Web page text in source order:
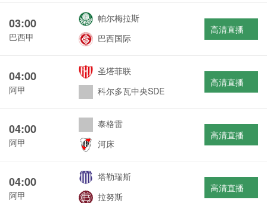
03:00
巴西甲
帕尔梅拉斯
巴西国际
高清直播
04:00
阿甲
圣塔菲联
科尔多瓦中央SDE
高清直播
04:00
阿甲
泰格雷
河床
高清直播
04:00
阿甲
塔勒瑞斯
拉努斯
高清直播